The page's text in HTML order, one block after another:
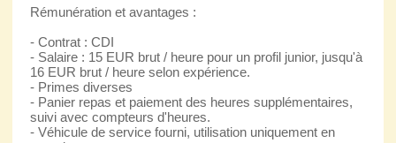
Rémunération et avantages :
- Contrat : CDI
- Salaire : 15 EUR brut / heure pour un profil junior, jusqu'à
16 EUR brut / heure selon expérience.
- Primes diverses
- Panier repas et paiement des heures supplémentaires,
suivi avec compteurs d'heures.
- Véhicule de service fourni, utilisation uniquement en